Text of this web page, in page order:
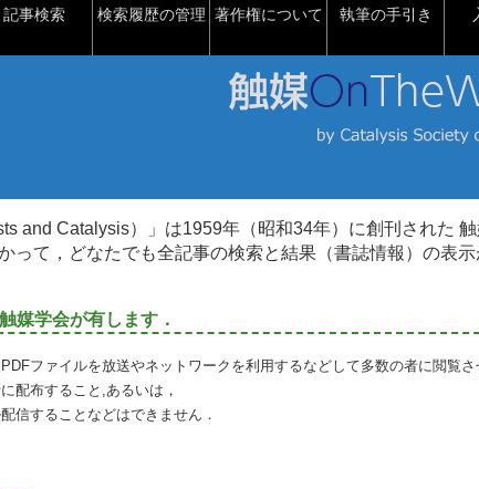
記事検索 検索履歴の管理 著作権について 執筆の手引き
and Catalysis）」は1959年（昭和34年）に創刊された 触
って，どなたでも全記事の検索と結果（書誌情報）の表
媒学会が有します．
ファイルを放送やネットワークを利用するなどして多数の者に閲覧さ
配布すること,あるいは，
信することなどはできません．